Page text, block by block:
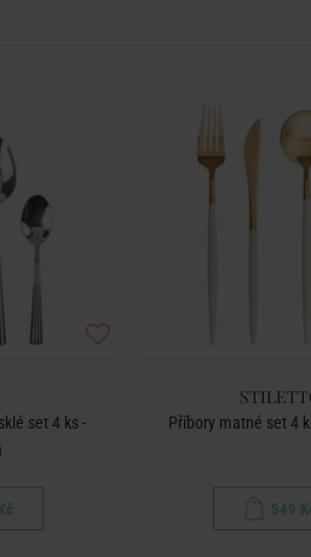
set 4 ks -
Příbory matné set 4
549